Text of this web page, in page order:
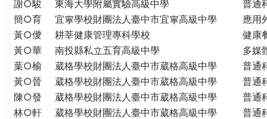
ON
THE
PATH
GLOBAL
CITIZENSHIP
謝○駿
東海大學附屬實驗高級中學
普通
簡○育
宜寧學校財團法人臺中市宜寧高級中學
應用
黃○僾
耕莘健康管理專科學校
健康
黃○華
南投縣私立五育高級中學
多媒
葉○榆
葳格學校財團法人臺中市葳格高級中學
普通
黃○晉
葳格學校財團法人臺中市葳格高級中學
普通
陳○發
葳格學校財團法人臺中市葳格高級中學
普通
林○軒
葳格學校財團法人臺中市葳格高級中學
普通